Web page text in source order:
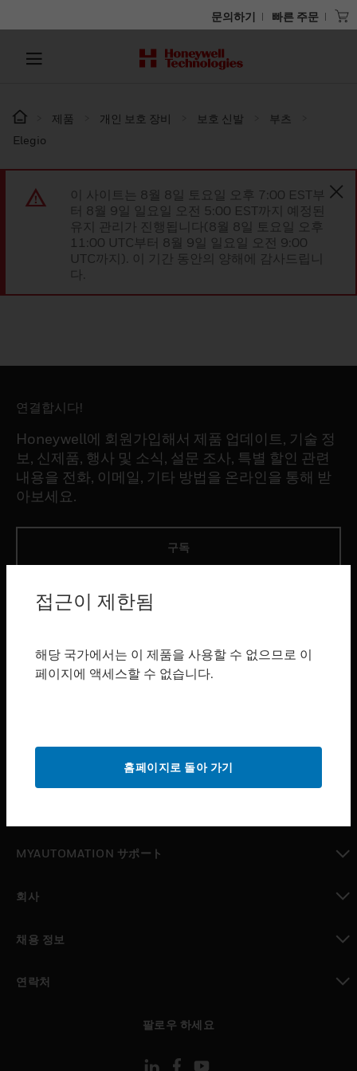
문의하기 빠른 주문
제품 개인 보호 장비 보호 신발
부츠
Elegio
이 사이트는 8월 8일 토요일 오후 7:00 EST부
터 8월 9일 일요일 오전 5:00 EST까지 예정된
유지 관리가 진행됩니다(8월 8일 토요일 오후
11:00 UTC부터 8월 9일 일요일 오전 9:00
UTC까지). 이 기간 동안의 양해에 감사드립니
다.
연결합시다!
Honeywell에 회원가입해서 제품 업데이트, 기술 정
보, 신제품, 행사 및 소식, 설문 조사, 특별 할인 관련
내용을 전화, 이메일, 기타 방법을 온라인을 통해 받
아보세요.
구독
제품
toggle view
서비스
MYAUTOMATION サポート
회사
채용 정보
연락처
팔로우 하세요
접근이 제한됨
해당 국가에서는 이 제품을 사용할 수 없으므로 이
페이지에 액세스할 수 없습니다.
홈페이지로 돌아 가기